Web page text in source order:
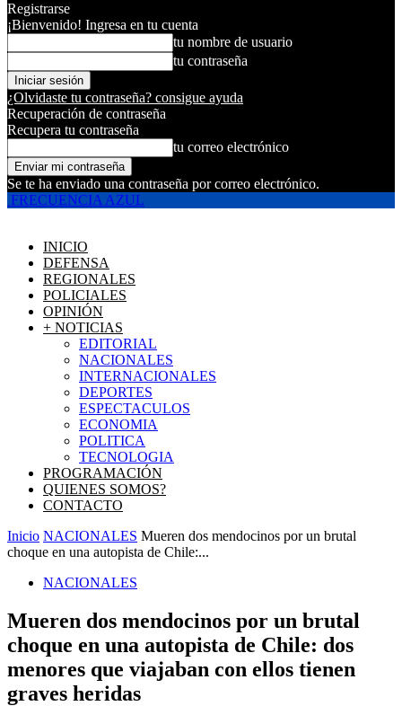
Registrarse
¡Bienvenido! Ingresa en tu cuenta
tu nombre de usuario
tu contraseña
¿Olvidaste tu contraseña? consigue ayuda
Recuperación de contraseña
Recupera tu contraseña
tu correo electrónico
Se te ha enviado una contraseña por correo electrónico.
FRECUENCIA AZUL
INICIO
DEFENSA
REGIONALES
POLICIALES
OPINIÓN
+ NOTICIAS
EDITORIAL
NACIONALES
INTERNACIONALES
DEPORTES
ESPECTACULOS
ECONOMIA
POLITICA
TECNOLOGIA
PROGRAMACIÓN
QUIENES SOMOS?
CONTACTO
Inicio NACIONALES Mueren dos mendocinos por un brutal
choque en una autopista de Chile:...
NACIONALES
Mueren dos mendocinos por un brutal
choque en una autopista de Chile: dos
menores que viajaban con ellos tienen
graves heridas